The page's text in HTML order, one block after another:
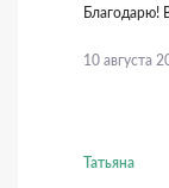
Благодарю!
10 августа
Татьяна